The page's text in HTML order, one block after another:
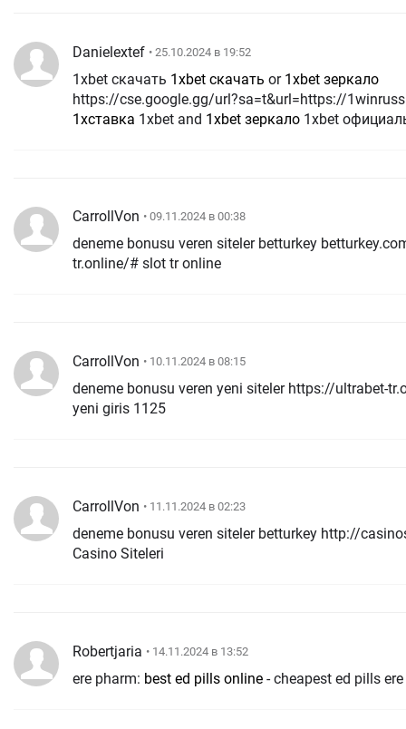
Danielextef • 25.10.2024 в 19:52
1xbet скачать 1xbet скачать or 1xbet зеркало
https://cse.google.gg/url?sa=t&url=https://
1хставка 1xbet and 1xbet зеркало 1xbet
CarrollVon • 09.11.2024 в 00:38
deneme bonusu veren siteler betturkey
tr.online/# slot tr online
CarrollVon • 10.11.2024 в 08:15
deneme bonusu veren yeni siteler https://ultrabet-
yeni giris 1125
CarrollVon • 11.11.2024 в 02:23
deneme bonusu veren siteler betturkey http://
Casino Siteleri
Robertjaria • 14.11.2024 в 13:52
ere pharm: best ed pills online - cheapest ed pills